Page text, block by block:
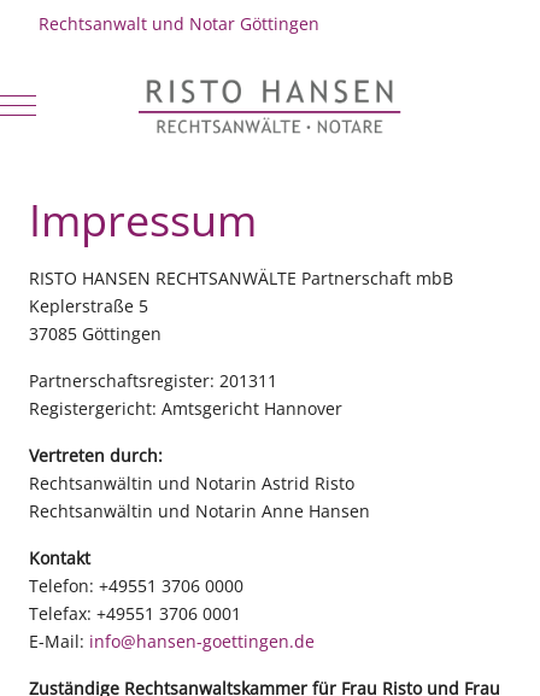
Rechtsanwalt und Notar Göttingen
Mobile Menu Toggle
Impressum
RISTO HANSEN RECHTSANWÄLTE Partnerschaft mbB
Keplerstraße 5
37085 Göttingen
Partnerschaftsregister: 201311
Registergericht: Amtsgericht Hannover
Vertreten durch:
Rechtsanwältin und Notarin Astrid Risto
Rechtsanwältin und Notarin Anne Hansen
Kontakt
Telefon: +49551 3706 0000
Telefax: +49551 3706 0001
E-Mail: info@hansen-goettingen.de
Zuständige Rechtsanwaltskammer für Frau Risto und Frau